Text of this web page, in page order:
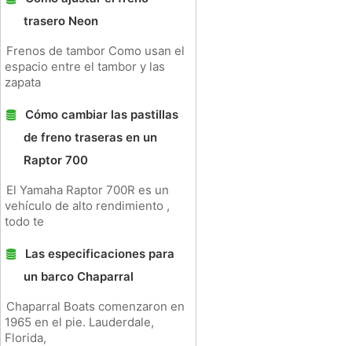
trasero Neon
Frenos de tambor Como usan el
espacio entre el tambor y las
zapata
Cómo cambiar las pastillas
de freno traseras en un
Raptor 700
El Yamaha Raptor 700R es un
vehículo de alto rendimiento ,
todo te
Las especificaciones para
un barco Chaparral
Chaparral Boats comenzaron en
1965 en el pie. Lauderdale,
Florida,